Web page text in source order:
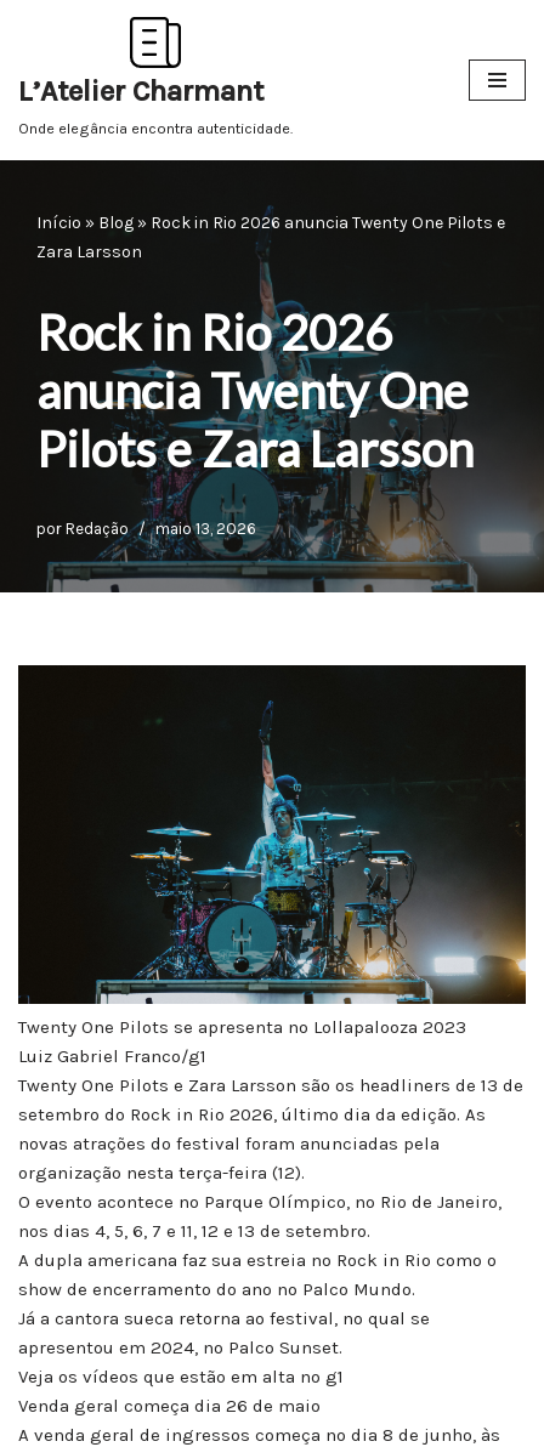
para
o
L’Atelier Charmant
Onde elegância encontra autenticidade.
Início » Blog » Rock in Rio 2026 anuncia Twenty One Pilots e
Zara Larsson
Rock in Rio 2026
anuncia Twenty One
Pilots e Zara Larsson
por Redação maio 13, 2026
Twenty One Pilots se apresenta no Lollapalooza 2023
Luiz Gabriel Franco/g1
Twenty One Pilots e Zara Larsson são os headliners de 13 de
setembro do Rock in Rio 2026, último dia da edição. As
novas atrações do festival foram anunciadas pela
organização nesta terça-feira (12).
O evento acontece no Parque Olímpico, no Rio de Janeiro,
nos dias 4, 5, 6, 7 e 11, 12 e 13 de setembro.
A dupla americana faz sua estreia no Rock in Rio como o
show de encerramento do ano no Palco Mundo.
Já a cantora sueca retorna ao festival, no qual se
apresentou em 2024, no Palco Sunset.
Veja os vídeos que estão em alta no g1
Venda geral começa dia 26 de maio
A venda geral de ingressos começa no dia 8 de junho, às